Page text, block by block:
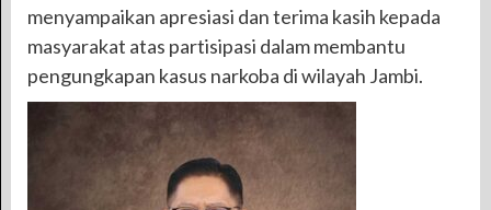
menyampaikan apresiasi dan terima kasih kepada
masyarakat atas partisipasi dalam membantu
pengungkapan kasus narkoba di wilayah Jambi.